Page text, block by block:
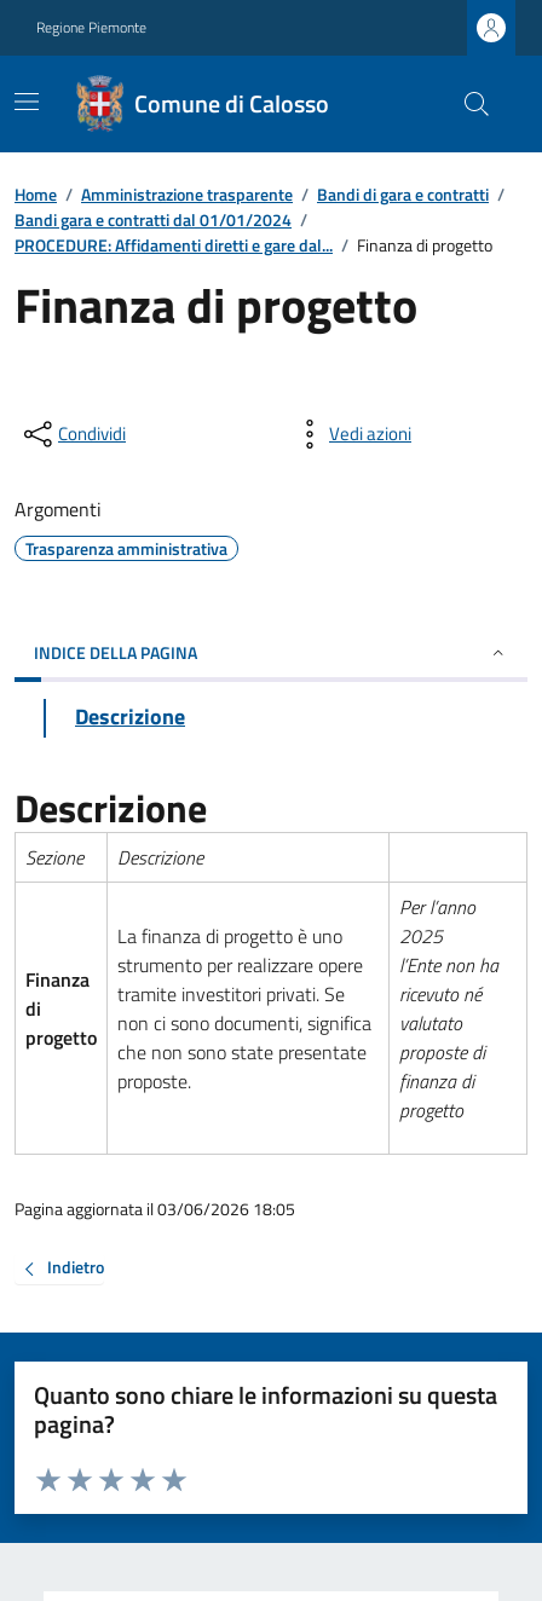
Regione Piemonte
Comune di Calosso
Home / Amministrazione trasparente / Bandi di gara e contratti /
Bandi gara e contratti dal 01/01/2024 /
PROCEDURE: Affidamenti diretti e gare dal... / Finanza di progetto
Finanza di progetto
Condividi Vedi azioni
Argomenti
Trasparenza amministrativa
INDICE DELLA PAGINA
Descrizione
Descrizione
Sezione Descrizione
Finanza
di
progetto
La finanza di progetto è uno
strumento per realizzare opere
tramite investitori privati. Se
non ci sono documenti, significa
che non sono state presentate
proposte.
Per l’anno
2025
l’Entenon ha
ricevuto né
valutato
proposte di
finanza di
progetto
Pagina aggiornata il 03/06/2026 18:05
Indietro
Quanto sono chiare le informazioni su questa
pagina?
Valuta da 1 a 5 stelle la pagina
Valuta 5 stelle su 5
Valuta 4 stelle su 5
Valuta 3 stelle su 5
Valuta 2 stelle su 5
Valuta 1 stelle su 5